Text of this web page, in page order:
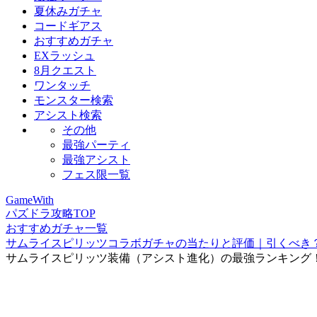
夏休みガチャ
コードギアス
おすすめガチャ
EXラッシュ
8月クエスト
ワンタッチ
モンスター検索
アシスト検索
その他
最強パーティ
最強アシスト
フェス限一覧
GameWith
パズドラ攻略TOP
おすすめガチャ一覧
サムライスピリッツコラボガチャの当たりと評価｜引くべき
サムライスピリッツ装備（アシスト進化）の最強ランキング